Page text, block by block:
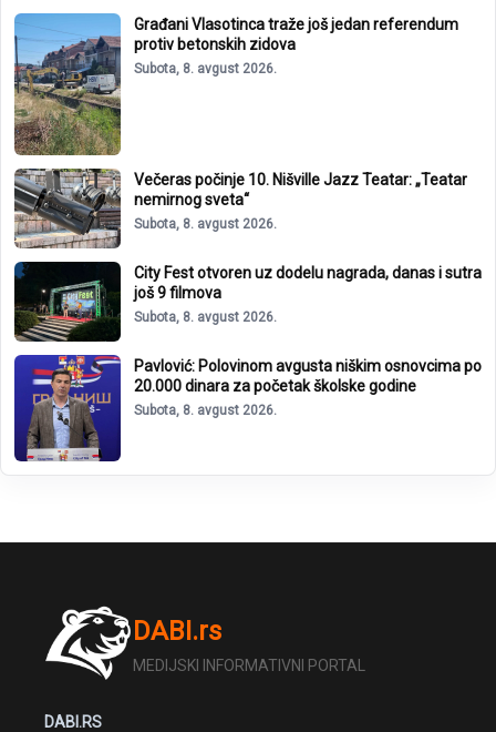
Građani Vlasotinca traže još jedan referendum
protiv betonskih zidova
Subota, 8. avgust 2026.
Večeras počinje 10. Nišville Jazz Teatar: „Teatar
nemirnog sveta“
Subota, 8. avgust 2026.
City Fest otvoren uz dodelu nagrada, danas i sutra
još 9 filmova
Subota, 8. avgust 2026.
Pavlović: Polovinom avgusta niškim osnovcima po
20.000 dinara za početak školske godine
Subota, 8. avgust 2026.
DABI.rs
MEDIJSKI INFORMATIVNI PORTAL
DABI.RS